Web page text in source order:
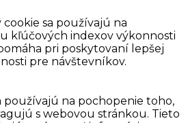
sa používajú na
kľúčových indexov výkonnosti
pri poskytovaní lepšej
pre návštevníkov.
používajú na pochopenie toho,
s webovou stránkou. Tieto